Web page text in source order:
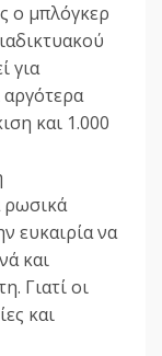
ο μπλόγκερ
για
και 1.000
ρωσικά
ευκαιρία να
και
Γιατί οι
και